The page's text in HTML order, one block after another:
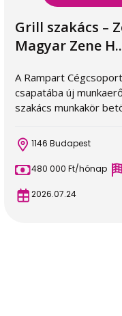
Grill szakács –
Magyar Zene
A Rampart
csapatába új
szakács munkakör
1146 Budapest
480 000 Ft/hónap
2026.07.24